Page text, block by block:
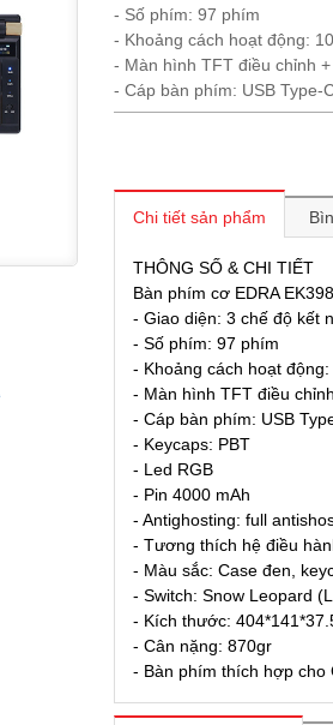
- Số phím: 97 phím
- Khoảng cách hoạt động:
- Màn hình TFT điều chỉnh
- Cáp bàn phím: USB Type-
Chi tiết sản phẩm
THÔNG SỐ & CHI TIẾT
Bàn phím cơ EDRA
- Giao diện: 3 chế độ kết
- Số phím: 97 phím
- Khoảng cách hoạt động:
- Màn hình TFT điều
- Cáp bàn phím: USB
- Keycaps: PBT
- Led RGB
- Pin 4000 mAh
- Antighosting: full
- Tương thích hệ điều
- Màu sắc: Case đen,
- Switch: Snow Leopard
- Kích thước:
- Cân nặng: 870gr
- Bàn phím thích hợp cho